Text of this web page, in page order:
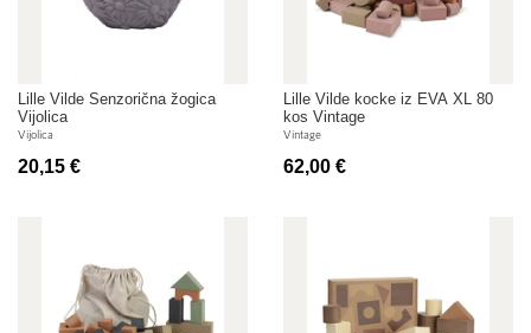
Lille Vilde Senzorična žogica
Vijolica
Vijolica
20,15 €
Lille Vilde kocke iz EVA XL 80
kos Vintage
Vintage
62,00 €